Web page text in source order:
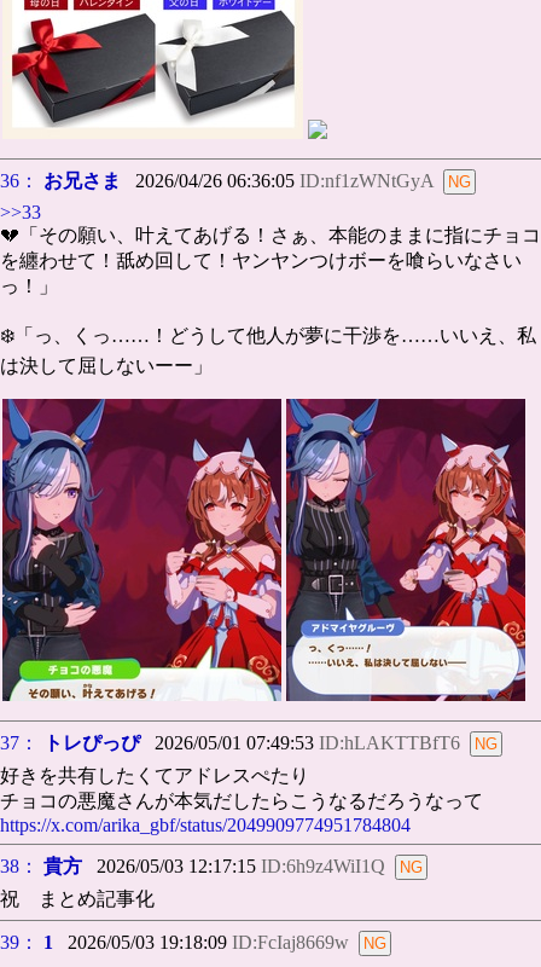
36： お兄さま 2026/04/26 06:36:05 ID:nf1zWNtGyA
>>33
💔「その願い、叶えてあげる！さぁ、本能のままに指にチョコ
を纏わせて！舐め回して！ヤンヤンつけボーを喰らいなさい
っ！」
❄️「っ、くっ……！どうして他人が夢に干渉を……いいえ、私
は決して屈しないーー」
37： トレぴっぴ2026/05/01 07:49:53 ID:hLAKTTBfT6
好きを共有したくてアドレスぺたり
チョコの悪魔さんが本気だしたらこうなるだろうなって
https://x.com/arika_gbf/status/2049909774951784804
38：
貴方 2026/05/03 12:17:15 ID:6h9z4WiI1Q
祝 まとめ記事化
39： 1 2026/05/03 19:18:09 ID:FcIaj8669w